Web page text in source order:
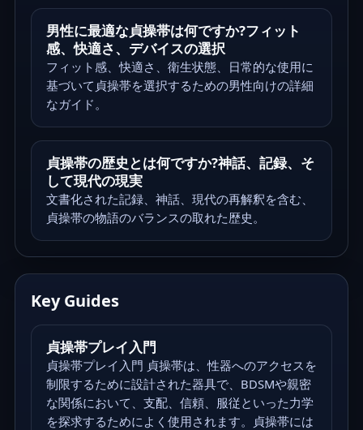
男性に最適な貞操帯は何ですか?フィット
感、快適さ、デバイスの選択
フィット感、快適さ、衛生状態、日常的な使用に
基づいて貞操帯を選択するための男性向けの詳細
なガイド。
貞操帯の歴史とは何ですか?神話、記録、そ
して現代の現実
文書化された記録、神話、現代の再解釈を含む、
貞操帯の物語のバランスの取れた歴史。
Key Guides
貞操帯プレイ入門
貞操帯プレイ入門 貞操帯は、性器へのアクセスを
制限するために設計された器具で、BDSMや親密
な関係において、支配、信頼、服従といった力学
を探求するためによく使用されます。貞操帯には